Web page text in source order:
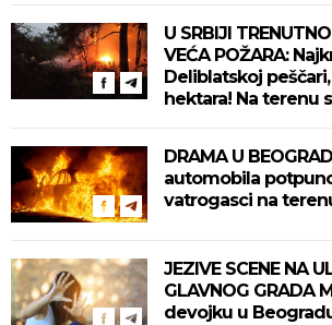
U SRBIJI
VEĆA POŽARA:
Deliblatskoj
hektara! Na terenu
DRAMA U
automobila
vatrogasci na
JEZIVE SCENE NA
GLAVNOG GRADA
devojku u